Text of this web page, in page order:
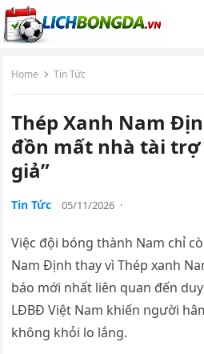
Home Tin Tức
Thép Xanh Nam
đồn mất nhà tài trợ
giả”
Tin Tức 05/11/2026 ·
Việc đội bóng thành Nam chỉ
Nam Định thay vì Thép xanh
báo mới nhất liên quan đến
LĐBĐ Việt Nam khiến người
không khỏi lo lắng.